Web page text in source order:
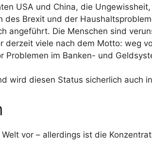
USA und China, die
Brexit und der
angeführt. Die Menschen sind
derzeit viele nach dem Motto: weg
Problemen im Banken- und
wird diesen Status sicherlich auch
vor – allerdings ist die